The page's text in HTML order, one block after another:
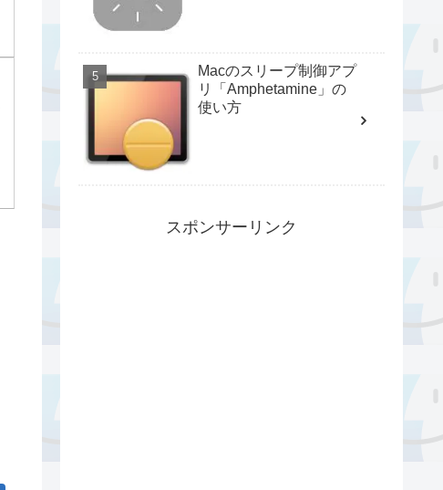
Macのスリープ制御アプ
リ「Amphetamine」の
使い方
スポンサーリンク